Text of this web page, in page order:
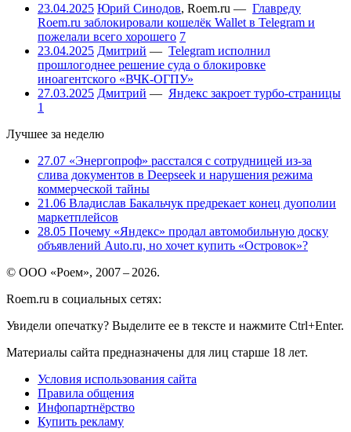
23.04.2025 Юрий Синодов, Roem.ru — Главреду
Roem.ru заблокировали кошелёк Wallet в Telegram и
пожелали всего хорошего 7
23.04.2025 Дмитрий — Telegram исполнил
прошлогоднее решение суда о блокировке
иноагентского «ВЧК-ОГПУ»
27.03.2025 Дмитрий — Яндекс закроет турбо-страницы
1
Лучшее за неделю
27.07 «Энергопроф» расстался с сотрудницей из-за
слива документов в Deepseek и нарушения режима
коммерческой тайны
21.06 Владислав Бакальчук предрекает конец дуополии
маркетплейсов
28.05 Почему «Яндекс» продал автомобильную доску
объявлений Auto.ru, но хочет купить «Островок»?
© ООО «Роем», 2007 – 2026.
Roem.ru в социальных сетях:
Увидели опечатку? Выделите ее в тексте и нажмите Ctrl+Enter.
Материалы сайта предназначены для лиц старше 18 лет.
Условия использования сайта
Правила общения
Инфопартнёрство
Купить рекламу